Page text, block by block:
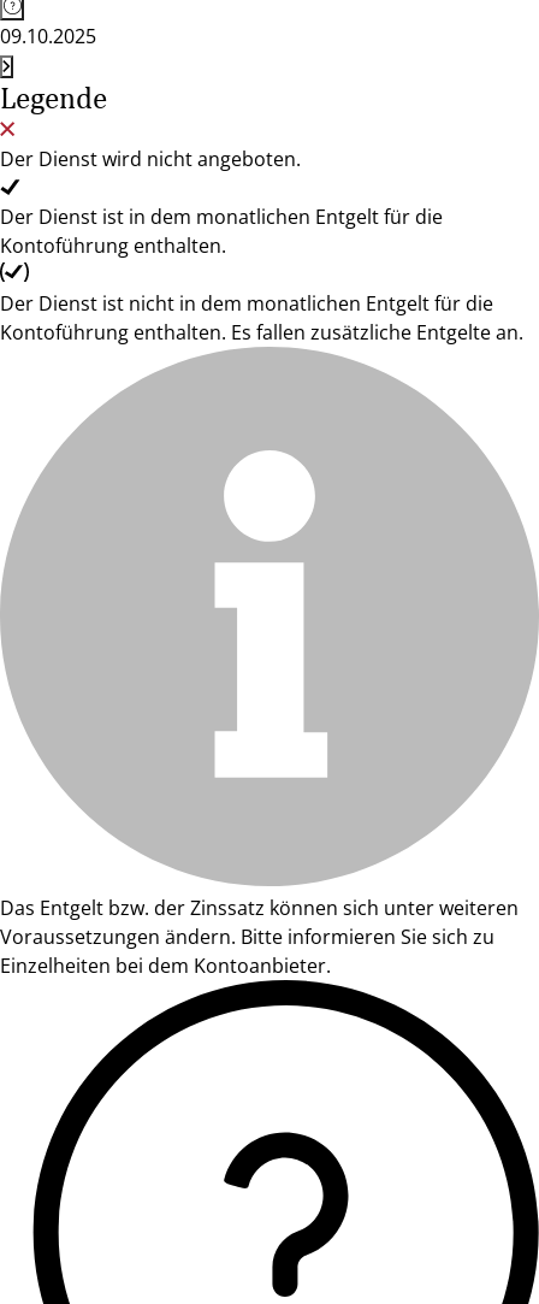
09.10.2025
Legende
Der Dienst wird nicht angeboten.
Der Dienst ist in dem monatlichen Entgelt für die
Kontoführung enthalten.
Der Dienst ist nicht in dem monatlichen Entgelt für die
Kontoführung enthalten. Es fallen zusätzliche Entgelte an.
Das Entgelt bzw. der Zinssatz können sich unter weiteren
Voraussetzungen ändern. Bitte informieren Sie sich zu
Einzelheiten bei dem Kontoanbieter.